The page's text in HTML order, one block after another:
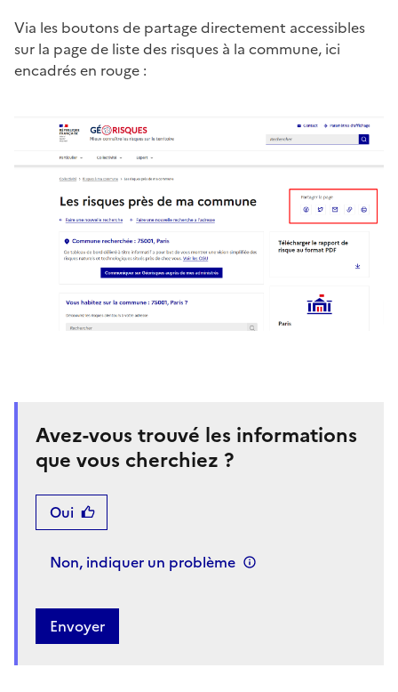
Via les boutons de partage directement accessibles
sur la page de liste des risques à la commune, ici
encadrés en rouge :
Avez-vous trouvé les informations
que vous cherchiez ?
Oui
Non, indiquer un problème